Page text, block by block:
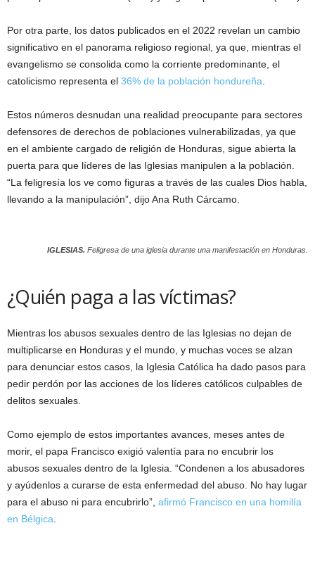
Por otra parte, los datos publicados en el 2022 revelan un cambio
significativo en el panorama religioso regional, ya que, mientras el
evangelismo se consolida como la corriente predominante, el
catolicismo representa el 36% de la población hondureña
Estos números desnudan una realidad preocupante para sectores
defensores de derechos de poblaciones vulnerabilizadas, ya que
en el ambiente cargado de religión de Honduras, sigue abierta la
puerta para que líderes de las Iglesias manipulen a la población.
“La feligresía los ve como figuras a través de las cuales Dios habla,
llevando a la manipulación”, dijo Ana Ruth Cárcamo.
IGLESIAS. Feligresa de una iglesia durante una manifestación en Honduras.
¿Quién paga a las víctimas?
Mientras los abusos sexuales dentro de las Iglesias no dejan de
multiplicarse en Honduras y el mundo, y muchas voces se alzan
para denunciar estos casos, la Iglesia Católica ha dado pasos para
pedir perdón por las acciones de los líderes católicos culpables de
delitos sexuales.
Como ejemplo de estos importantes avances, meses antes de
morir, el papa Francisco exigió valentía para no encubrir los
abusos sexuales dentro de la Iglesia. “Condenen a los abusadores
y ayúdenlos a curarse de esta enfermedad del abuso. No hay lugar
para el abuso ni para encubrirlo”, afirmó Francisco en una homilía
en Bélgica